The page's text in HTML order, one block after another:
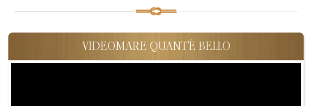
VIDEOMARE QUANT'È BELLO